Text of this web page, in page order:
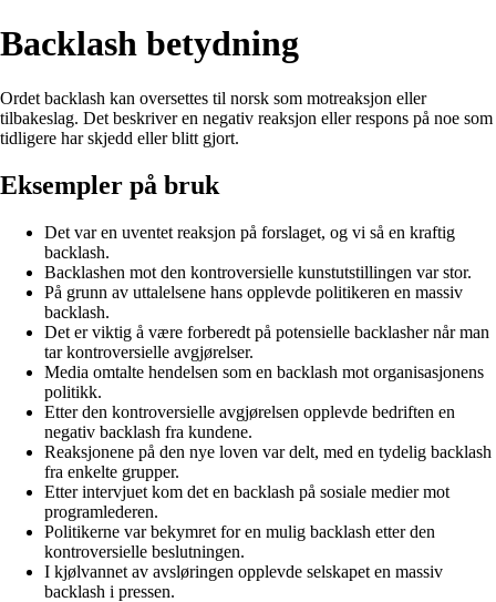
Backlash betydning
Ordet backlash kan oversettes til norsk som motreaksjon eller
tilbakeslag. Det beskriver en negativ reaksjon eller respons på noe som
tidligere har skjedd eller blitt gjort.
Eksempler på bruk
Det var en uventet reaksjon på forslaget, og vi så en kraftig
backlash.
Backlashen mot den kontroversielle kunstutstillingen var stor.
På grunn av uttalelsene hans opplevde politikeren en massiv
backlash.
Det er viktig å være forberedt på potensielle backlasher når man
tar kontroversielle avgjørelser.
Media omtalte hendelsen som en backlash mot organisasjonens
politikk.
Etter den kontroversielle avgjørelsen opplevde bedriften en
negativ backlash fra kundene.
Reaksjonene på den nye loven var delt, med en tydelig backlash
fra enkelte grupper.
Etter intervjuet kom det en backlash på sosiale medier mot
programlederen.
Politikerne var bekymret for en mulig backlash etter den
kontroversielle beslutningen.
I kjølvannet av avsløringen opplevde selskapet en massiv
backlash i pressen.